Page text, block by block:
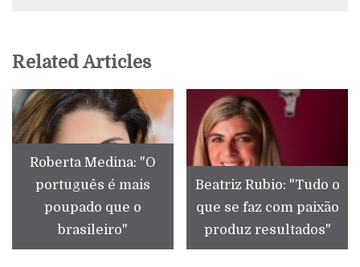
Related Articles
Roberta Medina: "O
português é mais
poupado que o
brasileiro"
Beatriz Rubio: "Tudo o
que se faz com paixão
produz resultados"